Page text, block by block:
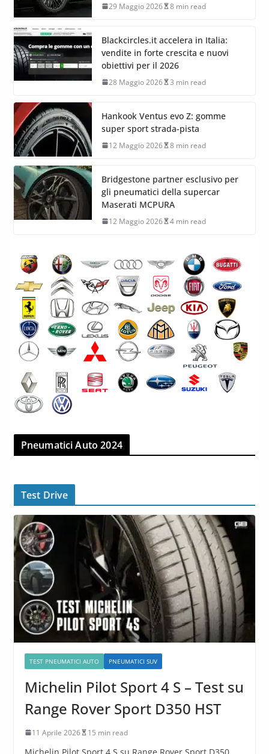
29 Maggio 2026 8 min read
Blackcircles.it accelera in Italia:
vendite in forte crescita e nuovi
obiettivi per il 2026
28 Maggio 2026 3 min read
Hankook Ventus evo Z: gomme
super sport strada-pista
12 Maggio 2026 8 min read
Bridgestone partner esclusivo per
gli pneumatici della supercar
Maserati MCPURA
12 Maggio 2026 4 min read
Pneumatici Auto 2024
Test Drive
TEST PNEUMATICI AUTO PNEUMATICI SUV
Michelin Pilot Sport 4 S – Test su
Range Rover Sport D350 HST
11 Aprile 2026 15 min read